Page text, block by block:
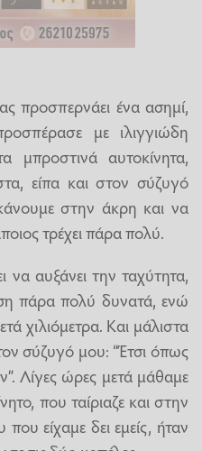
προσπερνάει ένα ασημί,
με ιλιγγιώδη
μπροστινά αυτοκίνητα,
είπα και στον σύζυγό
στην άκρη και να
τρέχει πάρα πολύ.
να αυξάνει την ταχύτητα,
πάρα πολύ δυνατά, ενώ
χιλιόμετρα. Και μάλιστα
σύζυγό μου: “Έτσι όπως
Λίγες ώρες μετά μάθαμε
που ταίριαζε και στην
είχαμε δει εμείς, ήταν